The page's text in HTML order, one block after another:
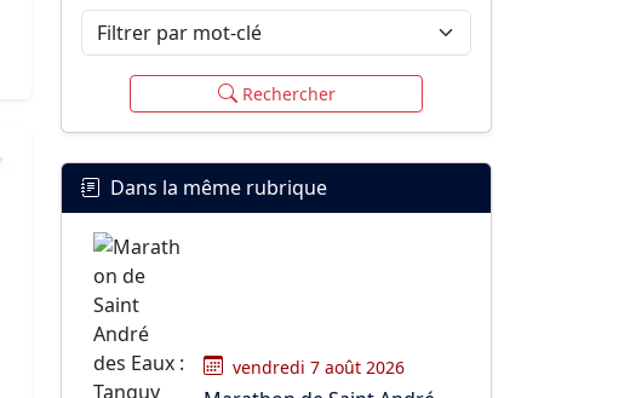
Filtrer par mot-clé
Rechercher
Dans la même rubrique
vendredi 7 août 2026